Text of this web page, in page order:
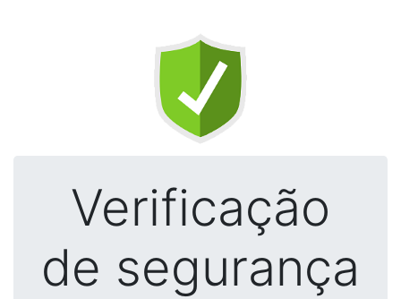
Verificação
de segurança